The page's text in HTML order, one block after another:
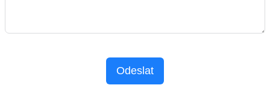
Odeslat